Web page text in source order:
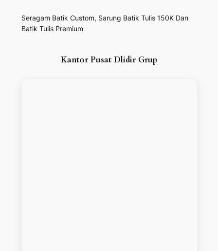
Seragam Batik Custom, Sarung Batik Tulis 150K Dan
Batik Tulis Premium
Kantor Pusat Dlidir Grup